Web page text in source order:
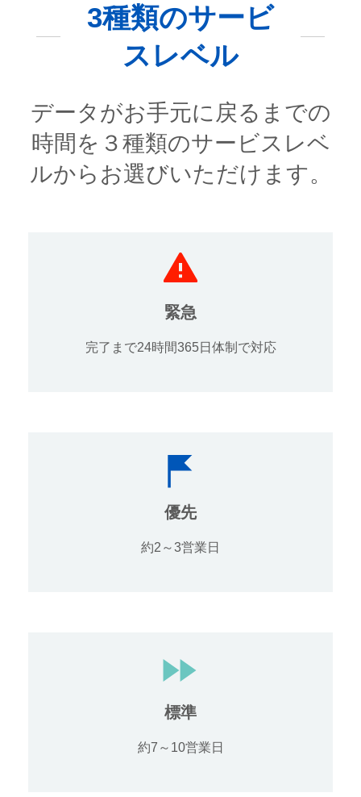
3種類のサービ
スレベル
データがお手元に戻るまでの
時間を３種類のサービスレベ
ルからお選びいただけます。
緊急
完了まで24時間365日体制で対応
優先
約2～3営業日
標準
約7～10営業日